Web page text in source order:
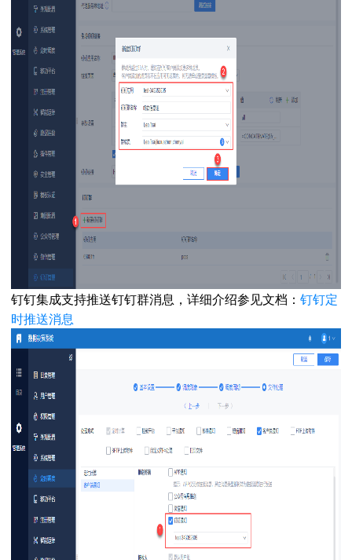
钉钉集成支持推送钉钉群消息，详细介绍参见文档： 钉钉定
时推送消息